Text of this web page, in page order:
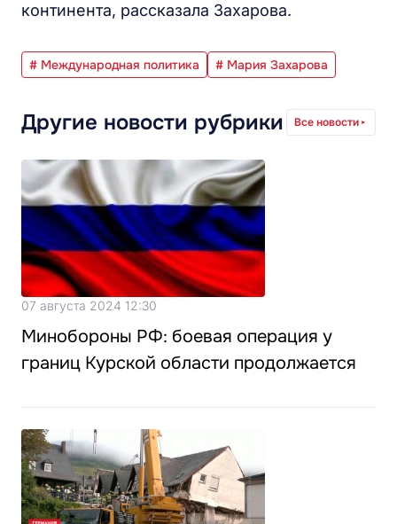
континента, рассказала Захарова.
# Международная политика # Мария Захарова
Другие новости рубрики Все новости
07 августа 2024 12:30
Минобороны РФ: боевая операция у
границ Курской области продолжается